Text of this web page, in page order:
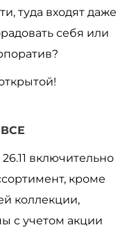
туда входят даже
себя или
ВСЕ
включительно
кроме
коллекции,
c учетом акции